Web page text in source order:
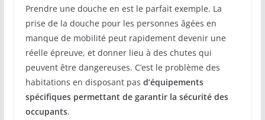
Prendre une douche en est le parfait exemple. La
prise de la douche pour les personnes âgées en
manque de mobilité peut rapidement devenir une
réelle épreuve, et donner lieu à des chutes qui
peuvent être dangereuses. C’est le problème des
habitations en disposant pas d’équipements
spécifiques permettant de garantir la sécurité des
occupants.